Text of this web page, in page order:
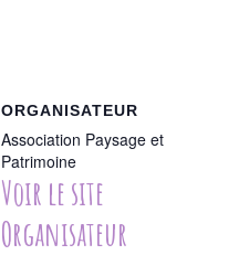
ORGANISATEUR
Association Paysage et
Patrimoine
Voir le site
Organisateur